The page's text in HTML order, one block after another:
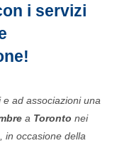
i servizi
ad associazioni una
a Toronto nei
, in occasione della